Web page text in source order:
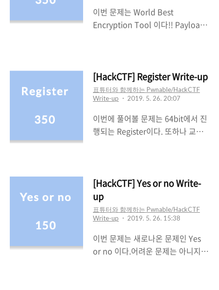
기 때문에 우리는 Got Overwirte는
할 수 있다. 우선 문제를 실행시켜보
았다.단순히 사용자로부터 입력을
드를 보도록 하겠다.main 함수에는
특별해보이는 것은 없고 누가봐도
굉장히 수상한 이름의 vuln함수를
서 바로..
이번 문제는 World Best
Encryption Tool 이다!! Payload
적용되어있다.RERLO의 경우
Partial이므로 stack, heap, data
영역에 실행권한이없으며 Got
Overwrite가 가능하다. 하지만
Canary가 적용되어있기때문에
BOF시에 Canary를 신경쓰지 않으
터 입력을 받는다.입력값의 길이에
는 제한이 없는 것으로 보여진다. 그
뒤,사용자가 입력한 문자열중 일부
의 길이를 암호화하는 것 같다.마지
지 물어보고 "Yes"를 입력하면입력
을 계속해서 받고 "No"를..
[HackCTF] Register Write-up
표튜터와 함께하는 Pwnable/HackCTF
Write-up
2019. 5. 26. 20:07
이번에 풀어볼 문제는 64bit에서 진
행되는 Register이다. 또하나 교훈
므로 stack, heap, .data 영역에 실
행권한이 없으면서Got Overwrite
가 가능하다는 것을 알 수 있다. 문제
를 실행시켜보도록 하겠다.RAX,
RDI... 등의 register에 값을 입력하
는 것으로 보이는Code가 보여진다.
또한 한 바퀴를 돌고나니까다시
[HackCTF] Yes or no Write-
up
표튜터와 함께하는 Pwnable/HackCTF
Write-up
2019. 5. 26. 15:38
이번 문제는 새로나온 문제인 Yes
or no 이다.어려운 문제는 아니지만